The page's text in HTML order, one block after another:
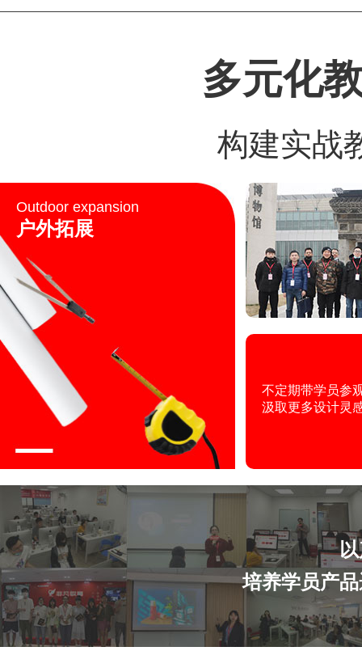
多元化
构建实战
Outdoor expansion
户外拓展
不定期带学员参
汲取更多设计灵
培养学员产